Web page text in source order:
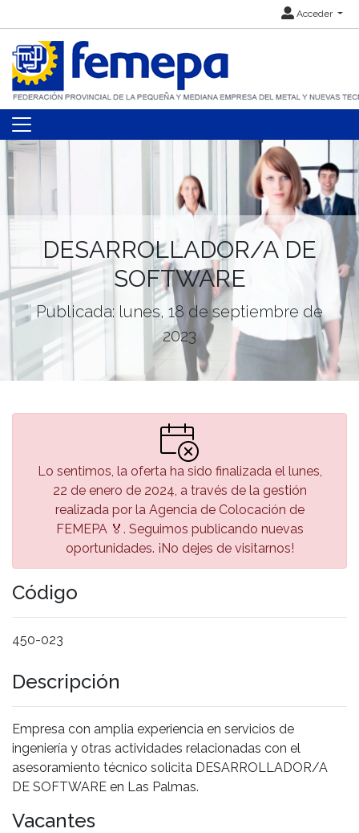
Acceder
DESARROLLADOR/A DE
SOFTWARE
Publicada: lunes, 18 de septiembre de
2023
Lo sentimos, la oferta ha sido finalizada el lunes,
22 de enero de 2024, a través de la gestión
realizada por la Agencia de Colocación de
FEMEPA 🏅. Seguimos publicando nuevas
oportunidades. ¡No dejes de visitarnos!
Código
450-023
Descripción
Empresa con amplia experiencia en servicios de
ingeniería y otras actividades relacionadas con el
asesoramiento técnico solicita DESARROLLADOR/A
DE SOFTWARE en Las Palmas.
Vacantes